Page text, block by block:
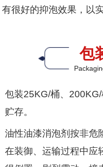
有很好的抑泡效果，以
包
包装25KG/桶、
贮存。
油性油漆消泡剂按非危
在装御、运输过程中应